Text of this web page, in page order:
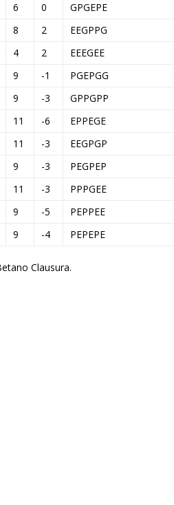
6 0 GPGEPE
8 2 EEGPPG
4 2 EEEGEE
9 -1 PGEPGG
9 -3 GPPGPP
11 -6 EPPEGE
11 -3 EEGPGP
9 -3 PEGPEP
11 -3 PPPGEE
9 -5 PEPPEE
9 -4 PEPEPE
Clausura.